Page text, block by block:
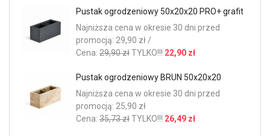
Pustak ogrodzeniowy 50x20x20 PRO+ grafit
Najniższa cena w okresie 30 dni przed
promocją: 29,90 zł /
Cena: 29,90 złTYLKO!!! 22,90 zł
Pustak ogrodzeniowy BRUN 50x20x20
Najniższa cena w okresie 30 dni przed
promocją: 25,90 zł
Cena: 35,73 złTYLKO!!! 26,49 zł